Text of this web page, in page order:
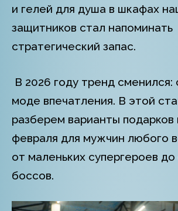
и гелей для душа в шкафах
защитников стал напоминать
стратегический запас.
В 2026 году тренд сменился:
моде впечатления. В этой
разберем варианты подарков
февраля для мужчин любого
от маленьких супергероев
боссов.